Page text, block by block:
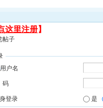
这里注册】
帖子
用户名
码
登录 是